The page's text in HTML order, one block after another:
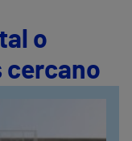
o
cercano